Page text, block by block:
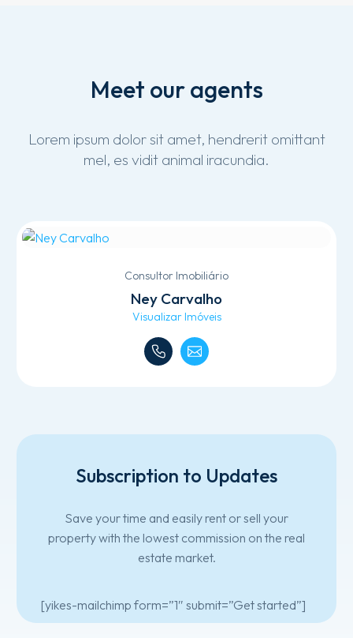
Meet ouragents
Lorem ipsum dolorsit amet, hendrerit omittant
mel, es vidit animal iracundia.
Consultor Imobiliário
Ney Carvalho
Visualizar Imóveis
Subscription to Updates
Save your time and easily rent or sell your
property with the lowest commission on the real
estate market.
[yikes-mailchimp form=”1″ submit=”Get started”]